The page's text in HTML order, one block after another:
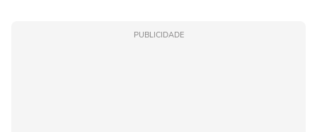
PUBLICIDADE